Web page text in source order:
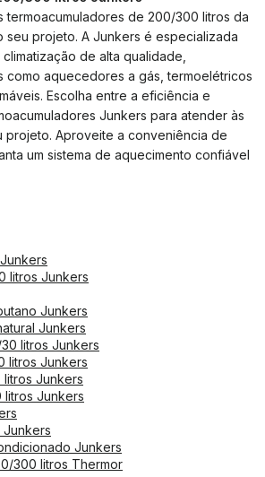
termoacumuladores de 200/300 litros da
seu projeto. A Junkers é especializada
de alta qualidade,
aquecedores a gás, termoelétricos
Escolha entre a eficiência e
Junkers para atender às
projeto. Aproveite a conveniência de
um sistema de aquecimento confiável
litros Junkers
Junkers
Junkers
litros Junkers
litros Junkers
litros Junkers
litros Junkers
Junkers
Junkers
300 litros Thermor